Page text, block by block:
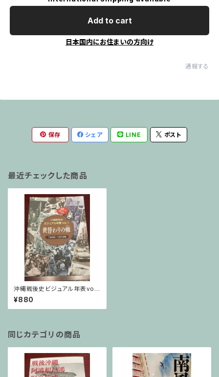
Add to cart
日本国内にお住まいの方向け
通報する
保存 シェア LINE ポスト
最近チェックした商品
沖縄戦後史ビジュアル年表vol.1
世替わりの轍
¥880
同じカテゴリの商品